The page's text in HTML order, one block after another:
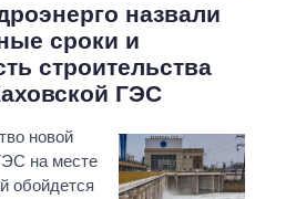
назвали
сроки и
строительства
ГЭС
новой
на месте
обойдется